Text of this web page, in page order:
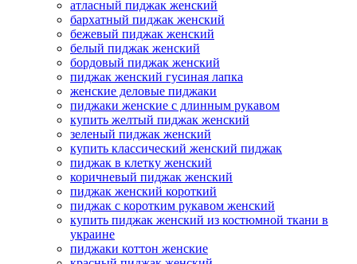
атласный пиджак женский
бархатный пиджак женский
бежевый пиджак женский
белый пиджак женский
бордовый пиджак женский
пиджак женский гусиная лапка
женские деловые пиджаки
пиджаки женские с длинным рукавом
купить желтый пиджак женский
зеленый пиджак женский
купить классический женский пиджак
пиджак в клетку женский
коричневый пиджак женский
пиджак женский короткий
пиджак с коротким рукавом женский
купить пиджак женский из костюмной ткани в
украине
пиджаки коттон женские